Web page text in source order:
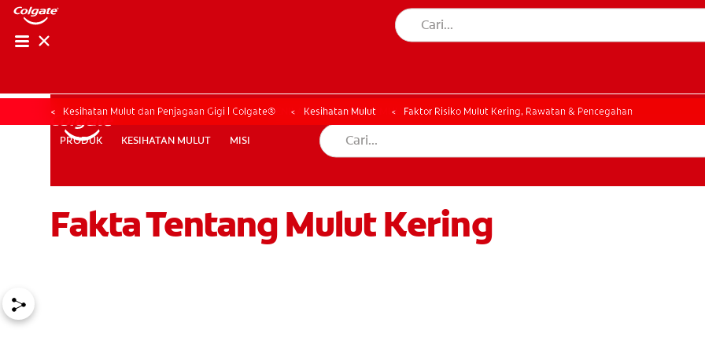
PRODUK KESIHATAN MULUT MISI
MY (MS)
PRODUK KESIHATAN MULUT MISI
PENILAIAN KESIHATAN MULUT
Kesihatan Mulut dan Penjagaan Gigi | Colgate® Kesihatan Mulut Faktor Risiko Mulut Kering, Rawatan & Pencegahan
Fakta Tentang Mulut Kering